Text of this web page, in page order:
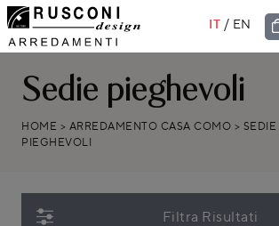
IT / EN
Sedie pieghevoli
HOME > ARREDAMENTO CASA COMO > SEDIE
PIEGHEVOLI
Filtra Risultati